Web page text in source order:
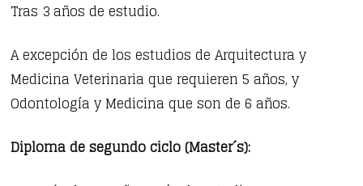
Tras 3 años de estudio.
A excepción de los estudios de Arquitectura y
Medicina Veterinaria que requieren 5 años, y
Odontología y Medicina que son de 6 años.
Diploma de segundo ciclo (Master´s):